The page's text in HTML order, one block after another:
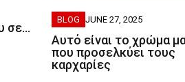
σε…
BLOG JUNE 27, 2025
Αυτό είναι το χρώμα
που προσελκύει τους
καρχαρίες